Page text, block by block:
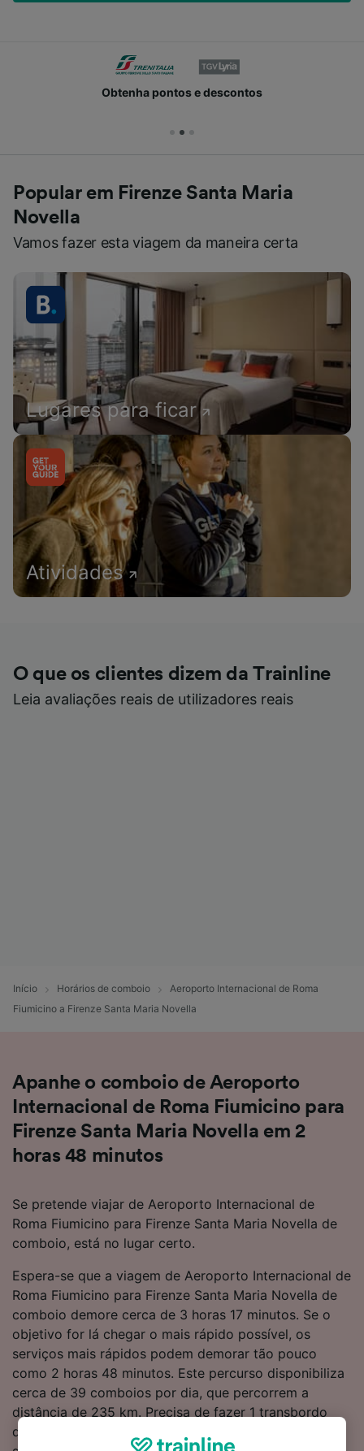
Obtenha pontos e descontos
Popular em Firenze Santa Maria
Novella
Vamos fazer esta viagem da maneira certa
Lugares para ficar
Atividades
O que os clientes dizem da Trainline
Leia avaliações reais de utilizadores reais
Início Horários de comboio
Aeroporto Internacional de Roma
Fiumicino a Firenze Santa Maria Novella
Apanhe o comboio de Aeroporto
Internacional de Roma Fiumicino para
Firenze Santa Maria Novella em 2
horas 48 minutos
Se pretende viajar de Aeroporto Internacional de
Roma Fiumicino para Firenze Santa Maria Novella de
comboio, está no lugar certo.
Espera-se que a viagem de Aeroporto Internacional de
Roma Fiumicino para Firenze Santa Maria Novella de
comboio demore cerca de 3 horas 17 minutos. Se o
objetivo for lá chegar o mais rápido possível, os
serviços mais rápidos podem demorar tão pouco
como 2 horas 48 minutos. Este percurso disponibiliza
cerca de 39 comboios por dia, que percorrem a
distância de 235 km. Precisa de fazer 1 transbordo
durante a viagem para Firenze Santa Maria Novella,